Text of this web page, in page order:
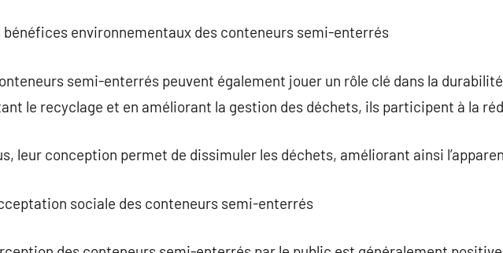
bénéfices environnementaux des conteneurs semi-enterrés
semi-enterrés peuvent également jouer un rôle clé dans la
le recyclage et en améliorant la gestion des déchets, ils participent à la
leur conception permet de dissimuler les déchets, améliorant ainsi
sociale des conteneurs semi-enterrés